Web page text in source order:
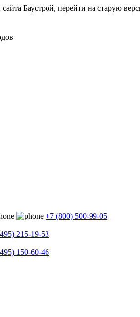
Баустрой, перейти на старую
+7 (800) 500-99-05
215-19-53
150-60-46